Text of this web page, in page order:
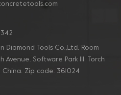
Diamond Tools Co.,Ltd. Room
Avenue, Software Park Ill, Torch
Zip code: 361024